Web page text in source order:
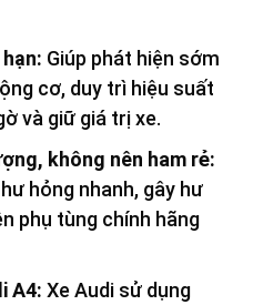
Giúp phát hiện sớm
cơ, duy trì hiệu suất
và giữ giá trị xe.
không nên ham rẻ:
hỏng nhanh, gây hư
phụ tùng chính hãng
A4: Xe Audi sử dụng